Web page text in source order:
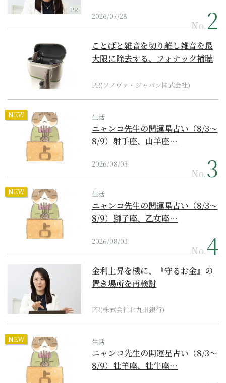
PR
2026/07/28
No.
ことばと雑音を切り離し雑音を最
大限に除去する、フォナック補聴
PR(ソノヴァ・ジャパン株式会社)
NEW 生活
ニャンコ先生の開運星占い（8/3～
8/9）射手座、山羊座…
2026/08/03
No.
NEW 生活
ニャンコ先生の開運星占い（8/3～
8/9）獅子座、乙女座…
2026/08/03
No.
金利上昇を機に、『守るお金』の
置き場所を再検討
PR(株式会社北九州銀行)
NEW 生活
ニャンコ先生の開運星占い（8/3～
8/9）牡羊座、牡牛座…